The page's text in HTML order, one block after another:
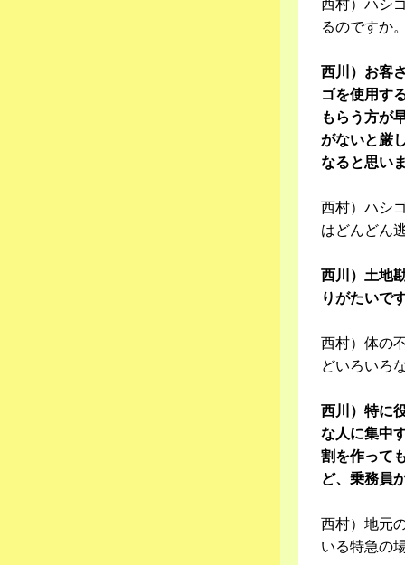
西村）ハシ
るのですか
西川）お客
ゴを使用す
もらう方が
がないと厳
なると思い
西村）ハシ
はどんどん
西川）土地
りがたいで
西村）体の
どいろいろ
西川）特に
な人に集中
割を作って
ど、乗務員
西村）地元
いる特急の